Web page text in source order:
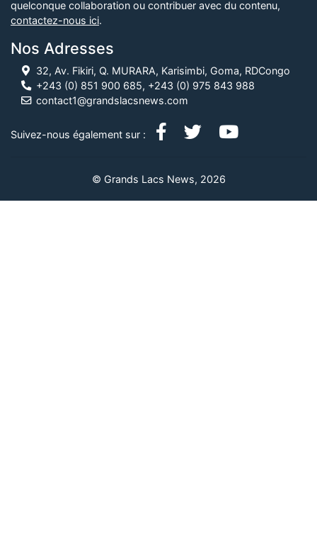
quelconque collaboration ou contribuer avec du contenu,
contactez-nous ici.
Nos Adresses
32, Av. Fikiri, Q. MURARA, Karisimbi, Goma, RDCongo
+243 (0) 851 900 685, +243 (0) 975 843 988
contact1@grandslacsnews.com
Suivez-nous également sur :
© Grands Lacs News, 2026